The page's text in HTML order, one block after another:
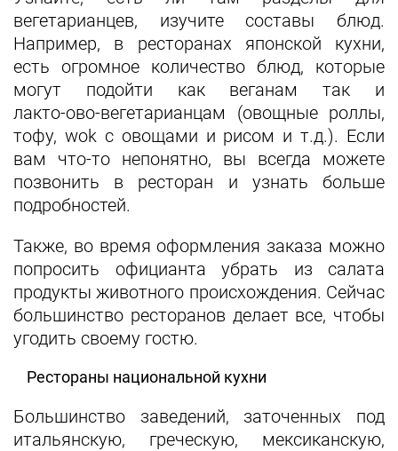
вегетарианцев, изучите составы блюд.
Например, в ресторанах японской кухни,
есть огромное количество блюд, которые
могут подойти как веганам так и
лакто‑ово‑вегетарианцам (овощные роллы,
тофу, wok с овощами и рисом и т.д.). Если
вам что‑то непонятно, вы всегда можете
позвонить в ресторан и узнать больше
подробностей.
Также, во время оформления заказа можно
попросить официанта убрать из салата
продукты животного происхождения. Сейчас
большинство ресторанов делает все, чтобы
угодить своему гостю.
Рестораны национальной кухни
Большинство заведений, заточенных под
итальянскую, греческую, мексиканскую,